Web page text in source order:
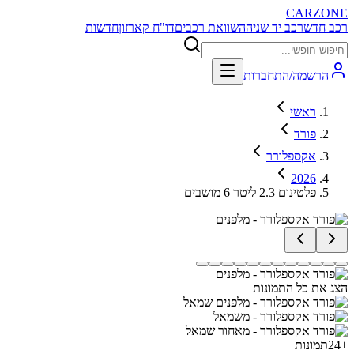
CARZONE
רכב חדשרכב יד שניההשוואת רכביםדו"ח קארזוןחדשות
הרשמה/התחברות
ראשי
פורד
אקספלורר
2026
פלטינום 2.3 ליטר 6 מושבים
הצג את כל התמונות
+
24תמונות